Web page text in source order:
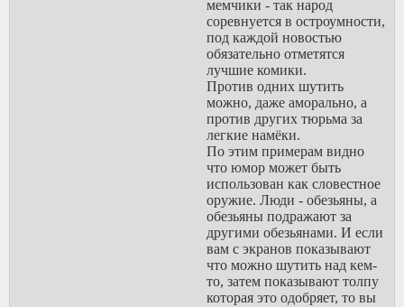
мемчики - так народ
соревнуется в остроумности,
под каждой новостью
обязательно отметятся
лучшие комики.
Против одних шутить
можно, даже аморально, а
против других тюрьма за
легкие намёки.
По этим примерам видно
что юмор может быть
использован как словестное
оружие. Люди - обезьяны, а
обезьяны подражают за
другими обезьянами. И если
вам с экранов показывают
что можно шутить над кем-
то, затем показывают толпу
которая это одобряет, то вы